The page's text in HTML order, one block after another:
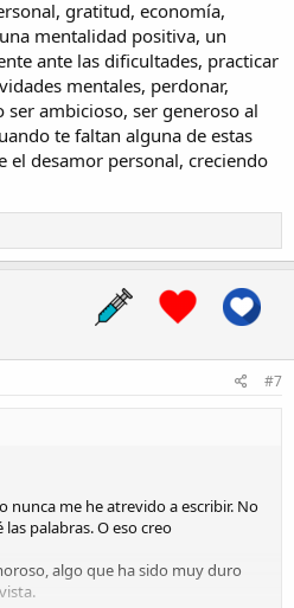
Y cuando llego a casa. Extraño
peli, cenar. O simplemente hablar
gratitud, economía,
mentalidad positiva, un
ante las dificultades, practicar
mentales, perdonar,
ser ambicioso, ser generoso al
te faltan alguna de estas
el desamor personal, creciendo
#7
nunca me he atrevido a escribir. No
palabras. O eso creo
algo que ha sido muy duro